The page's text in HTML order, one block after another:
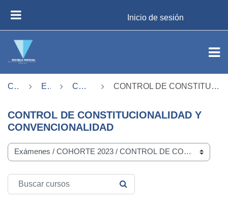
Inicio de sesión
Cursos Exámenes COHORTE 2023 CONTROL DE CONSTITUCIONALIDAD Y CONVENCIONALIDAD
CONTROL DE CONSTITUCIONALIDAD Y
CONVENCIONALIDAD
Categorías del curso
Buscar cursos
BUSCAR CURSOS